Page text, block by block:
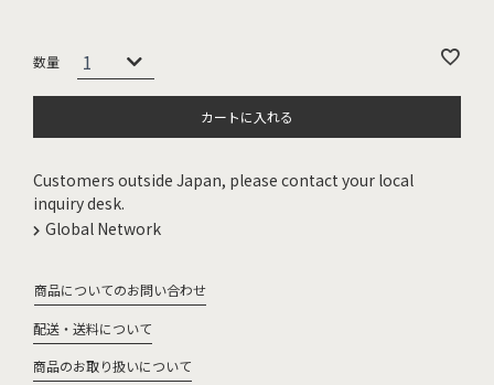
カートに入れる
Customers outside Japan, please contact your local
inquiry desk.
Global Network
商品についてのお問い合わせ
配送・送料について
商品のお取り扱いについて